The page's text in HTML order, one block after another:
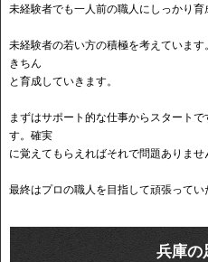
未経験者でも一人前の職人にしっかり育
未経験者の若い方の積極を考えていま
きちん
と育成していきます。
まずはサポート的な仕事からスタート
す。確実
に覚えてもらえればそれで問題ありませ
最終はプロの職人を目指して頑張ってい
兵庫の